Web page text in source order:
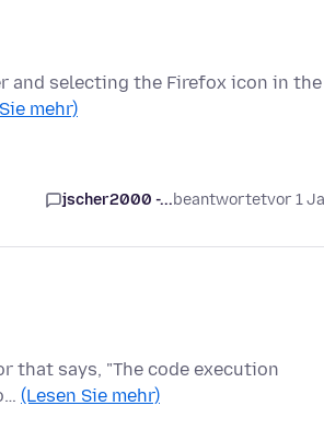
and selecting the Firefox icon in the
mehr)
jscher2000 -...beantwortetvor 1
that says, "The code execution
(Lesen Sie mehr)